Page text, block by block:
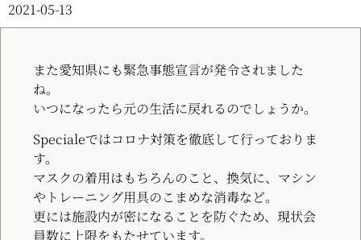
2021-05-13
また愛知県にも緊急事態宣言が発令されました
ね。
いつになったら元の生活に戻れるのでしょうか。
Specialeではコロナ対策を徹底して行っておりま
す。
マスクの着用はもちろんのこと、換気に、マシン
やトレーニング用具のこまめな消毒など。
更には施設内が密になることを防ぐため、現状会
員数に上限をもたせています。